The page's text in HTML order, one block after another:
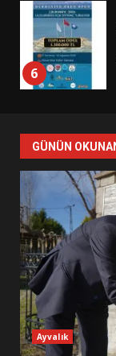
6
7
1
GÜNÜN
Ayvalık